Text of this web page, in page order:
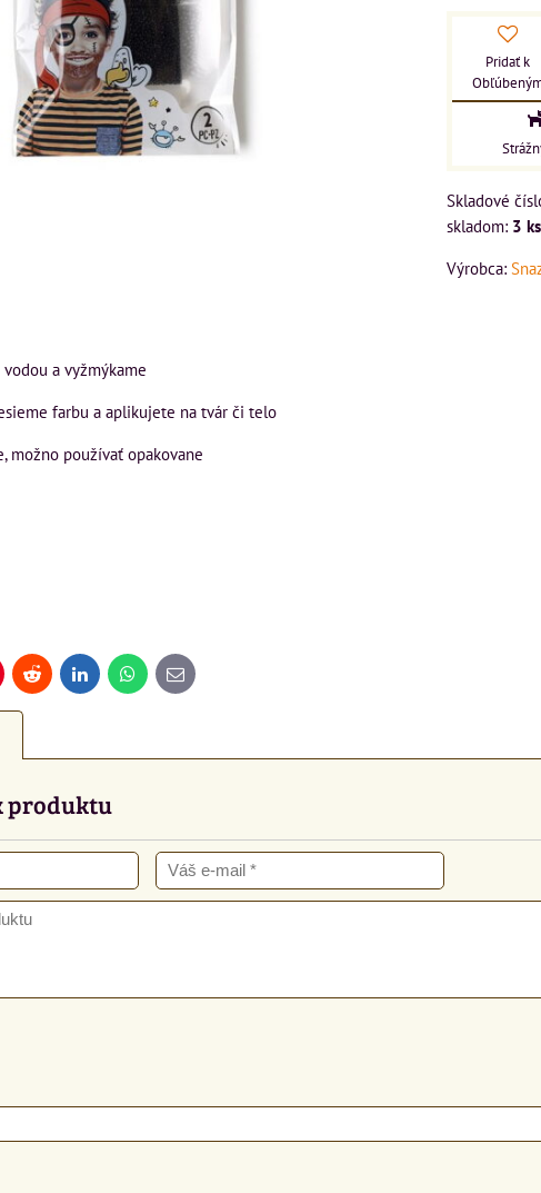
Pridať k
Skladové
skladom: 3 ks
Výrobca:
a vyžmýkame
farbu a aplikujete na tvár či telo
možno používať opakovane
Reddit LinkedInWhatsApp
E-
mail
produktu